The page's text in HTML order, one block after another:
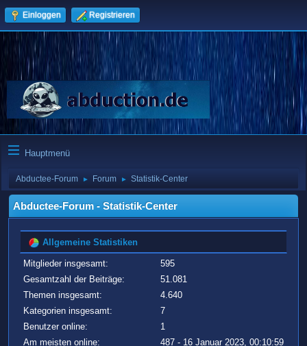
Einloggen Registrieren
Hauptmenü
Abductee-Forum ► Forum ► Statistik-Center
Abductee-Forum - Statistik-Center
Allgemeine Statistiken
Mitglieder insgesamt:
595
Gesamtzahl der Beiträge:
51.081
Themen insgesamt:
4.640
Kategorien insgesamt:
7
Benutzer online:
1
Am meisten online:
487 - 16 Januar 2023, 00:10:59